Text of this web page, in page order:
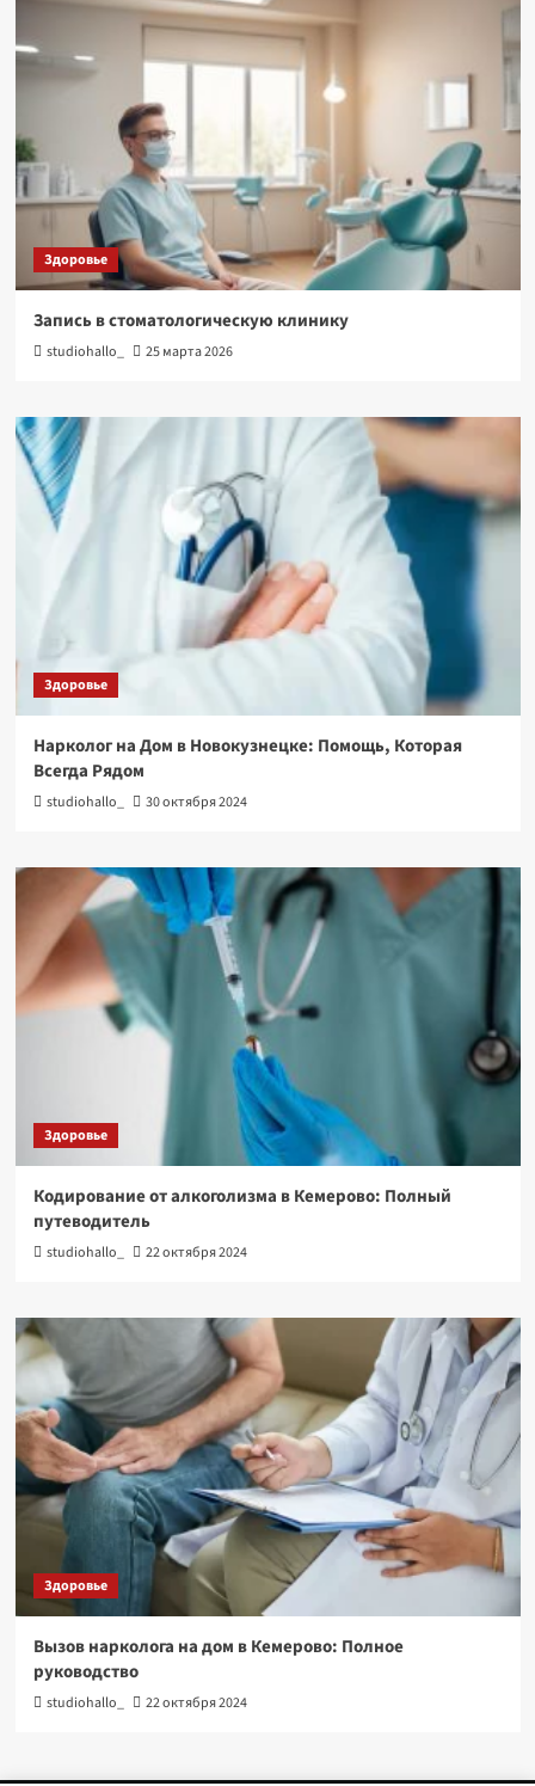
Здоровье
Запись в стоматологическую клинику
studiohallo_ 25 марта 2026
Здоровье
Нарколог на Дом в Новокузнецке: Помощь, Которая
Всегда Рядом
studiohallo_ 30 октября 2024
Здоровье
Кодирование от алкоголизма в Кемерово: Полный
путеводитель
studiohallo_ 22 октября 2024
Здоровье
Вызов нарколога на дом в Кемерово: Полное
руководство
studiohallo_ 22 октября 2024